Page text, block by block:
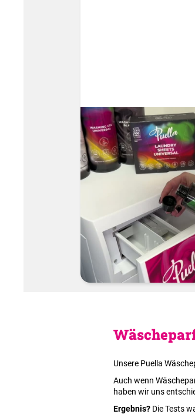
Unsere Puella
Auch wenn
haben wir uns
Ergebnis? Die Tests